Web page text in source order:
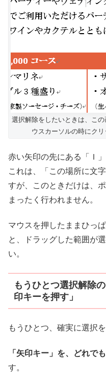
選択解除をしたいときは、こ
ウスカーソルの時にクリ
赤い矢印の先にある「Ｉ
これは、「この場所に文
すが、このときだけは、
まったく行われません。
マウスを押したままひっ
と、ドラッグした範囲が
い。
もうひとつ選択解除
印キーを押す」
もうひとつ、確実に選択
「矢印キー」を、どれで
す。